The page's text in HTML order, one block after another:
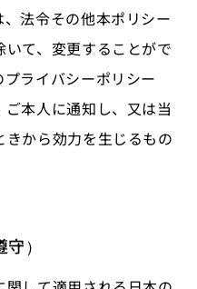
法令その他本ポリシー
て、変更することがで
ライバシーポリシー
本人に通知し、又は当
から効力を生じるもの
）